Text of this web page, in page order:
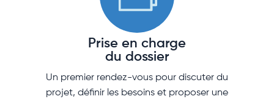
Prise en charge
du dossier
Un premier rendez-vous pour discuter du
projet, définir les besoins et proposer une